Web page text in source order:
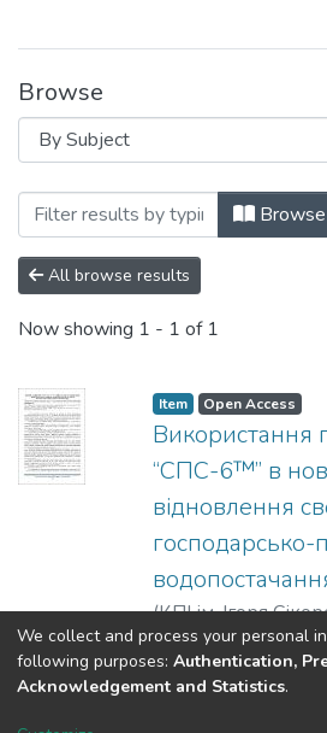
Browse
Browsing Чиста вода.
Browse
All browse results
Now showing 1 - 1 of 1
Item Open Access
Використання
“СПС-6™” в
відновлення
господарсько-
(КПІ ім. Ігоря
Загороднюк, К. Ю.
Загороднюк, Ю. В.
Show more
DSpace software copyright ©
We collect and process your personal
following purposes: Authentication,
Acknowledgement and Statistics.